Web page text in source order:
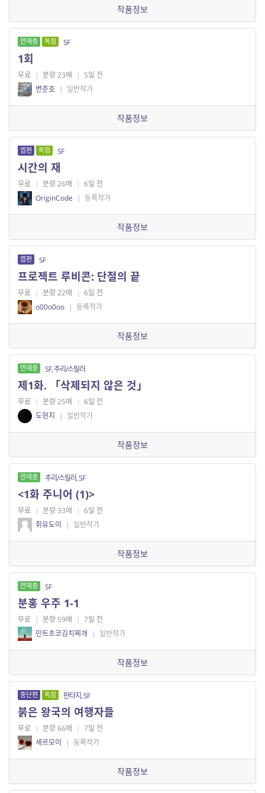
작품정보
연재중 독점 SF
1회
무료 | 분량 23매 | 5일 전
변준호 | 일반작가
작품정보
엽편 독점 SF
시간의 재
무료 | 분량 26매 | 6일 전
OriginCode
| 등록작가
작품정보
엽편 SF
프로젝트 루비콘: 단절의 끝
무료 | 분량 22매 | 6일 전
o00o0oo | 등록작가
작품정보
연재중 SF, 추리/스릴러
제1화. 「삭제되지 않은 것」
무료 | 분량 25매 | 6일 전
도현지
| 일반작가
작품정보
연재중 추리/스릴러, SF
​<1화 주니어 (1)>
무료 | 분량 33매 | 6일 전
취유도이
| 일반작가
작품정보
연재중 SF
분홍 우주 1-1
무료 | 분량 59매 | 7일 전
민트초코김치찌개
| 일반작가
작품정보
중단편 독점 판타지, SF
붉은 왕국의 여행자들
무료 | 분량 66매 | 7일 전
세르모이
| 등록작가
작품정보